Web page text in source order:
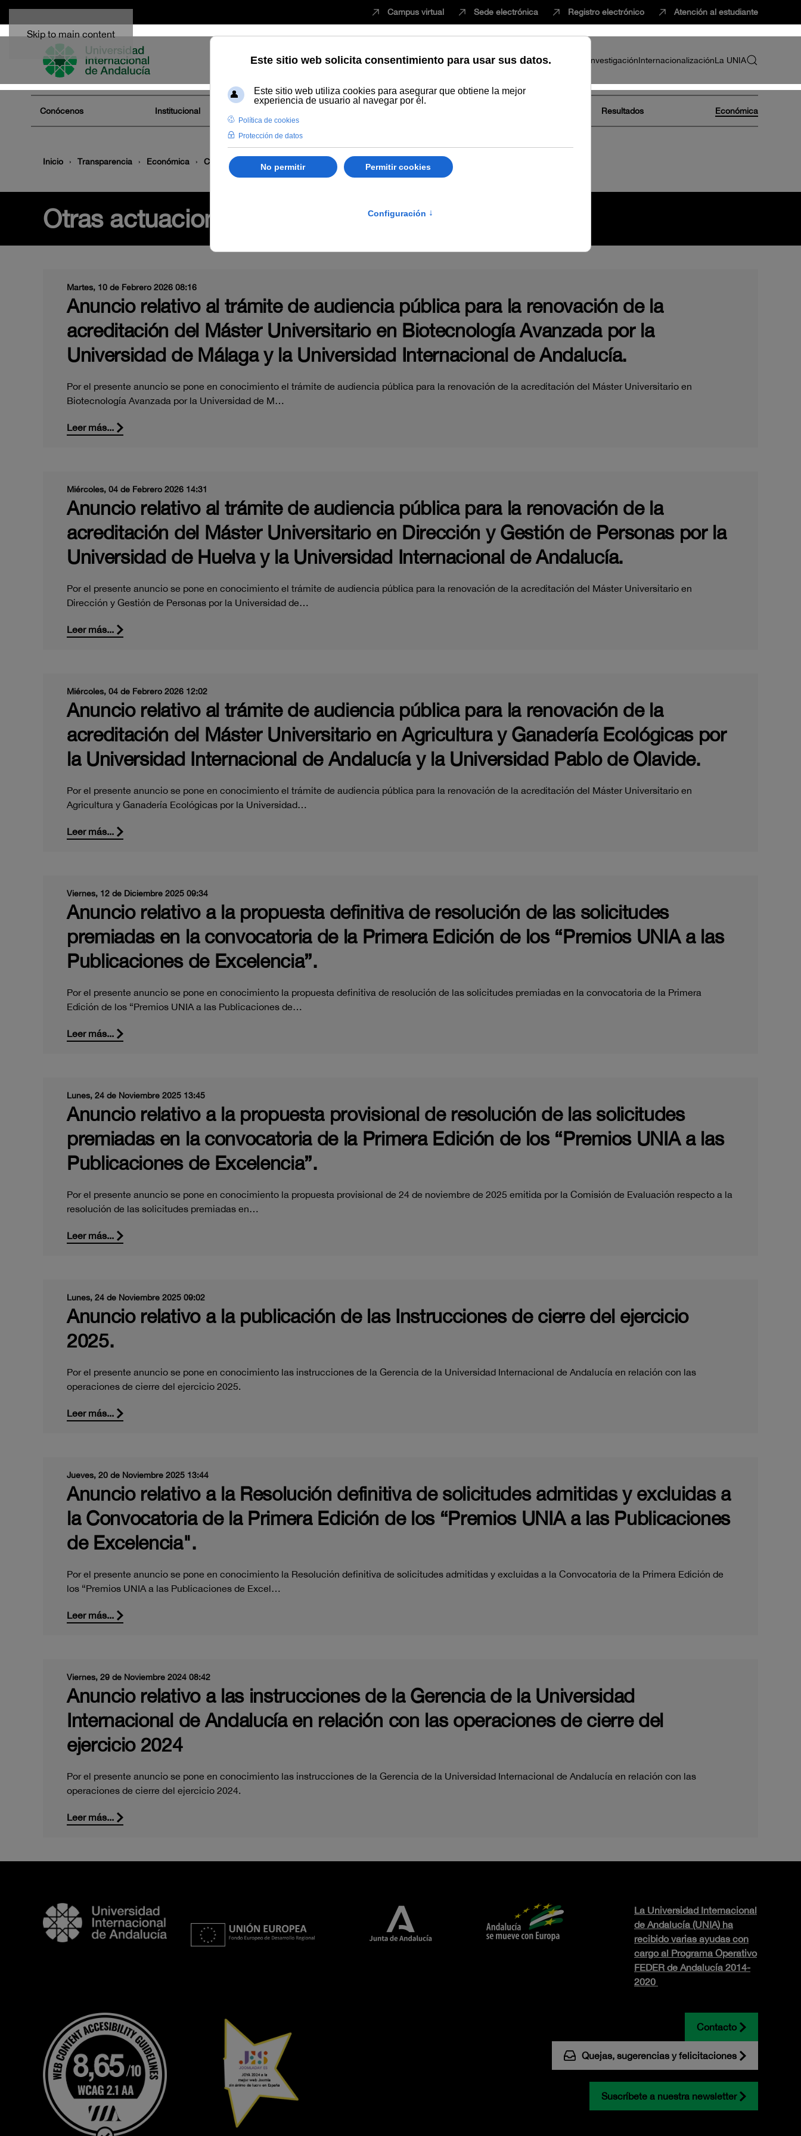
Skip to main content
Campus virtual Sede electrónica Registro electrónico Atención al estudiante
EstudiarInnovaciónVida universitariaProfesorado InvestigaciónInternacionalizaciónLa UNIA
Conócenos Institucional Resultados Económica
Inicio Transparencia Económica Convenios TOUNIA Otras actuaciones
Otras actuaciones
Martes, 10 de Febrero 2026 08:16
Anuncio relativo al trámite de audiencia pública para la renovación de la
acreditación del Máster Universitario en Biotecnología Avanzada por la
Universidad de Málaga y la Universidad Internacional de Andalucía.
Por el presente anuncio se pone en conocimiento el trámite de audiencia pública para la renovación de la acreditación del Máster Universitario en
Biotecnología Avanzada por la Universidad de M…
Leer más...
Miércoles, 04 de Febrero 2026 14:31
Anuncio relativo al trámite de audiencia pública para la renovación de la
acreditación del Máster Universitario en Dirección y Gestión de Personas por la
Universidad de Huelva y la Universidad Internacional de Andalucía.
Por el presente anuncio se pone en conocimiento el trámite de audiencia pública para la renovación de la acreditación del Máster Universitario en
Dirección y Gestión de Personas por la Universidad de…
Leer más...
Miércoles, 04 de Febrero 2026 12:02
Anuncio relativo al trámite de audiencia pública para la renovación de la
acreditación del Máster Universitario en Agricultura y Ganadería Ecológicas por
la Universidad Internacional de Andalucía y la Universidad Pablo de Olavide.
Por el presente anuncio se pone en conocimiento el trámite de audiencia pública para la renovación de la acreditación del Máster Universitario en
Agricultura y Ganadería Ecológicas por la Universidad…
Leer más...
Viernes, 12 de Diciembre 2025 09:34
Anuncio relativo a la propuesta definitiva de resolución de las solicitudes
premiadas en la convocatoria de la Primera Edición de los “Premios UNIA a las
Publicaciones de Excelencia”.
Por el presente anuncio se pone en conocimiento la propuesta definitiva de resolución de las solicitudes premiadas en la convocatoria de la Primera
Edición de los “Premios UNIA a las Publicaciones de…
Leer más...
Lunes, 24 de Noviembre 2025 13:45
Anuncio relativo a la propuesta provisional de resolución de las solicitudes
premiadas en la convocatoria de la Primera Edición de los “Premios UNIA a las
Publicaciones de Excelencia”.
Por el presente anuncio se pone en conocimiento la propuesta provisional de 24 de noviembre de 2025 emitida por la Comisión de Evaluación respecto a la
resolución de las solicitudes premiadas en…
Leer más...
Lunes, 24 de Noviembre 2025 09:02
Anuncio relativo a la publicación de las Instrucciones de cierre del ejercicio
2025.
Por el presente anuncio se pone en conocimiento las instrucciones de la Gerencia de la Universidad Internacional de Andalucía en relación con las
operaciones de cierre del ejercicio 2025.
Leer más...
Jueves, 20 de Noviembre 2025 13:44
Anuncio relativo a la Resolución definitiva de solicitudes admitidas y excluidas a
la Convocatoria de la Primera Edición de los “Premios UNIA a las Publicaciones
de Excelencia".
Por el presente anuncio se pone en conocimiento la Resolución definitiva de solicitudes admitidas y excluidas a la Convocatoria de la Primera Edición de
los “Premios UNIA a las Publicaciones de Excel…
Leer más...
Viernes, 29 de Noviembre 2024 08:42
Anuncio relativo a las instrucciones de la Gerencia de la Universidad
Internacional de Andalucía en relación con las operaciones de cierre del
ejercicio 2024
Por el presente anuncio se pone en conocimiento las instrucciones de la Gerencia de la Universidad Internacional de Andalucía en relación con las
operaciones de cierre del ejercicio 2024.
Leer más...
La Universidad Internacional
de Andalucía (UNIA) ha
recibido varias ayudas con
cargo al Programa Operativo
FEDER de Andalucía 2014-
2020
Contacto
Quejas, sugerencias y felicitaciones
Suscríbete a nuestra newsletter